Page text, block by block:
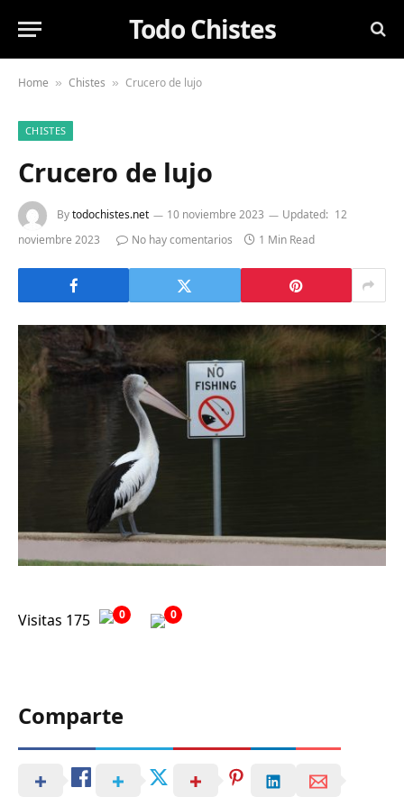
Todo Chistes
Home » Chistes » Crucero de lujo
CHISTES
Crucero de lujo
Bytodochistes.net 10 noviembre 2023 Updated: 12
noviembre 2023
No hay comentarios 1 Min Read
Visitas 175 0 0
Comparte